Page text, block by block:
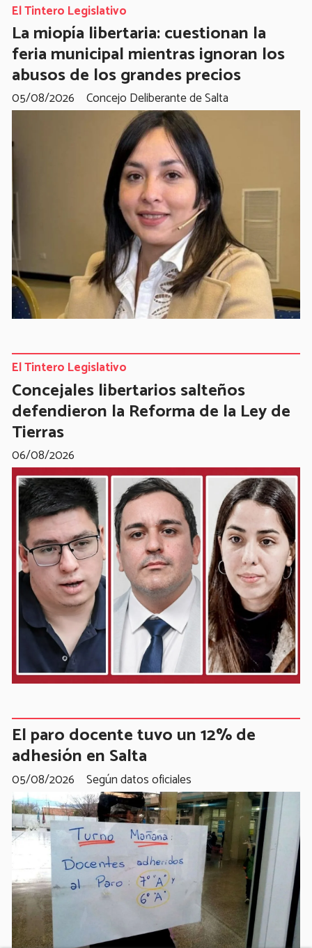
La miopía libertaria: cuestionan la
feria municipal mientras ignoran los
abusos de los grandes precios
Concejo Deliberante de Salta
El Tintero Legislativo
05/08/2026
Concejales libertarios salteños
defendieron la Reforma de la Ley de
Tierras
El Tintero Legislativo
06/08/2026
El paro docente tuvo un 12% de
adhesión en Salta
Según datos oficiales
05/08/2026